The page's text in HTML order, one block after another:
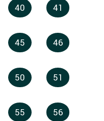
40 41
45 46
50 51
55 56